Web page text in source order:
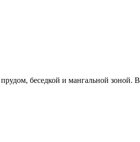
беседкой и мангальной зоной.